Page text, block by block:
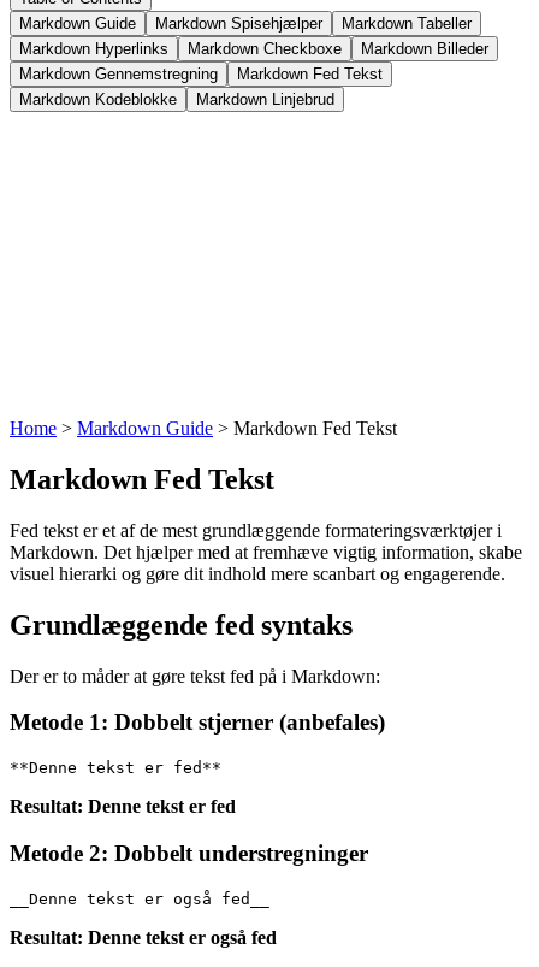
Markdown Guide
Markdown Spisehjælper
Markdown Tabeller
Markdown Hyperlinks
Markdown Checkboxe
Markdown Billeder
Markdown Gennemstregning
Markdown Fed Tekst
Markdown Kodeblokke
Markdown Linjebrud
Home > Markdown Guide > Markdown Fed Tekst
Markdown Fed Tekst
Fed tekst er et af de mest grundlæggende formateringsværktøjer i
Markdown. Det hjælper med at fremhæve vigtig information, skabe
visuel hierarki og gøre dit indhold mere scanbart og engagerende.
Grundlæggende fed syntaks
Der er to måder at gøre tekst fed på i Markdown:
Metode 1: Dobbelt stjerner (anbefales)
**Denne tekst er fed**
Resultat: Denne tekst er fed
Metode 2: Dobbelt understregninger
__Denne tekst er også fed__
Resultat: Denne tekst er også fed